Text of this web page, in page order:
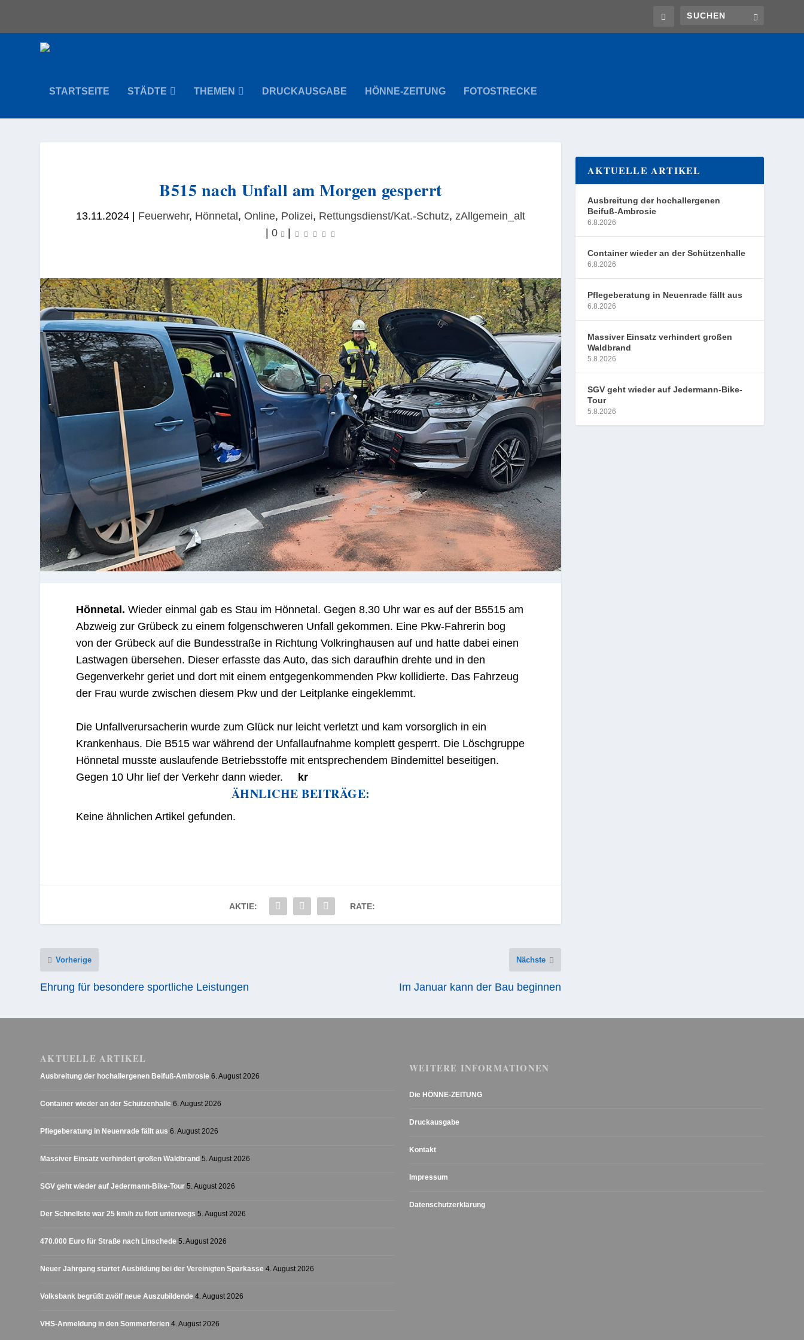
STARTSEITE STÄDTE THEMEN DRUCKAUSGABE HÖNNE-ZEITUNG FOTOSTRECKE
B515 nach Unfall am Morgen gesperrt
13.11.2024 Feuerwehr, Hönnetal , Online, Polizei, Rettungsdienst/Kat.-Schutz,zAllgemein_alt
|0
Hönnetal. Wieder einmal gab es Stau im Hönnetal. Gegen 8.30 Uhr war es auf der B5515 am
Abzweig zur Grübeck zu einem folgenschweren Unfall gekommen. Eine Pkw-Fahrerin bog
von der Grübeck auf die Bundesstraße in Richtung Volkringhausen auf und hatte dabei einen
Lastwagen übersehen. Dieser erfasste das Auto, das sich daraufhin drehte und in den
Gegenverkehr geriet und dort mit einem entgegenkommenden Pkw kollidierte. Das Fahrzeug
der Frau wurde zwischen diesem Pkw und der Leitplanke eingeklemmt.
Die Unfallverursacherin wurde zum Glück nur leicht verletzt und kam vorsorglich in ein
Krankenhaus. Die B515 war während der Unfallaufnahme komplett gesperrt. Die Löschgruppe
Hönnetal musste auslaufende Betriebsstoffe mit entsprechendem Bindemittel beseitigen.
Gegen 10 Uhr lief der Verkehr dann wieder.
kr
ÄHNLICHE BEITRÄGE:
Keine ähnlichen Artikel gefunden.
AKTIE: RATE:
Vorherige
Ehrung für besondere sportliche Leistungen
Nächste
Im Januar kann der Bau beginnen
AKTUELLE ARTIKEL
Ausbreitung der hochallergenen
Beifuß-Ambrosie
6.8.2026
Container wieder an der Schützenhalle
6.8.2026
Pflegeberatung in Neuenrade fällt aus
6.8.2026
Massiver Einsatz verhindert großen
Waldbrand
5.8.2026
SGV geht wieder auf Jedermann-Bike-
Tour
5.8.2026
AKTUELLE ARTIKEL
Ausbreitung der hochallergenen Beifuß-Ambrosie 6. August 2026
Container wieder an der Schützenhalle 6. August 2026
Pflegeberatung in Neuenrade fällt aus 6. August 2026
Massiver Einsatz verhindert großen Waldbrand 5. August 2026
SGV geht wieder auf Jedermann-Bike-Tour 5. August 2026
Der Schnellste war 25 km/h zu flott unterwegs 5. August 2026
470.000 Euro für Straße nach Linschede 5. August 2026
Neuer Jahrgang startet Ausbildung bei der Vereinigten Sparkasse 4. August 2026
Volksbank begrüßt zwölf neue Auszubildende 4. August 2026
VHS-Anmeldung in den Sommerferien 4. August 2026
WEITERE INFORMATIONEN
Die HÖNNE-ZEITUNG
Druckausgabe
Kontakt
Impressum
Datenschutzerklärung